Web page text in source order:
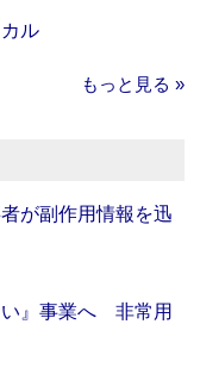
ル
もっと見る »
が副作用情報を迅
い』事業へ 非常用